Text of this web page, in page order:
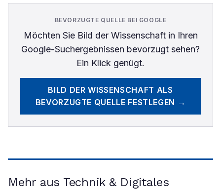
BEVORZUGTE QUELLE BEI GOOGLE
Möchten Sie Bild der Wissenschaftin Ihren
Google-Suchergebnissen bevorzugt sehen?
Ein Klick genügt.
BILD DER WISSENSCHAFT ALS
BEVORZUGTE QUELLE FESTLEGEN →
Mehr aus Technik & Digitales